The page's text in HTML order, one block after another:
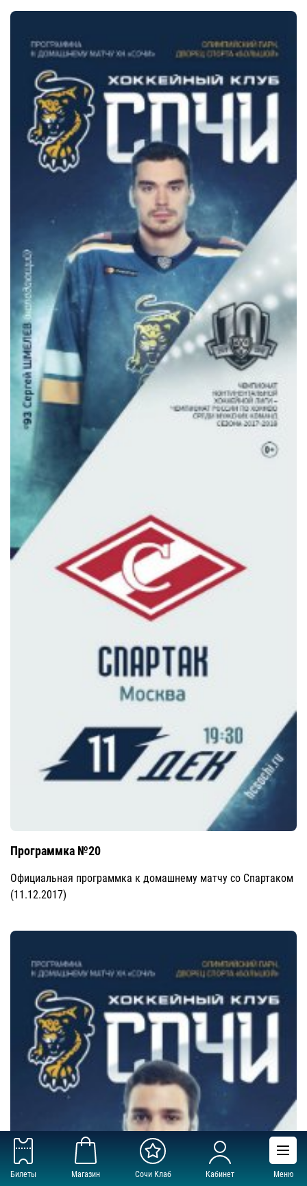
Билеты Магазин Сочи Клаб Кабинет Меню
Программка №20
Официальная программка к домашнему матчу со Спартаком
(11.12.2017)